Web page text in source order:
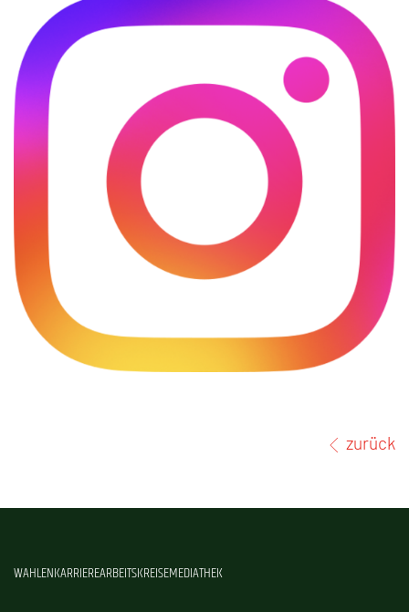
zurück
WAHLENKARRIEREARBEITSKREISEMEDIATHEK